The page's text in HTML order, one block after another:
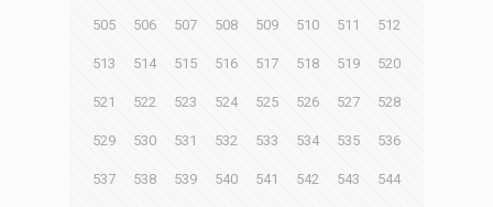
505 506 507 508 509 510 511 512
513 514 515 516 517 518 519 520
521 522 523 524 525 526 527 528
529 530 531 532 533 534 535 536
537 538 539 540 541 542 543 544